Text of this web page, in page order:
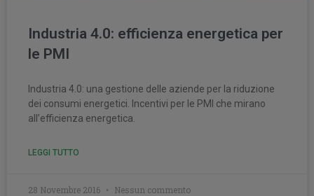
Industria 4.0: efficienza energetica per
le PMI
Industria 4.0: una gestione delle aziende per la riduzione
dei consumi energetici. Incentivi per le PMI che mirano
all’efficienza energetica.
LEGGI TUTTO
28 Novembre 2016 Nessun commento